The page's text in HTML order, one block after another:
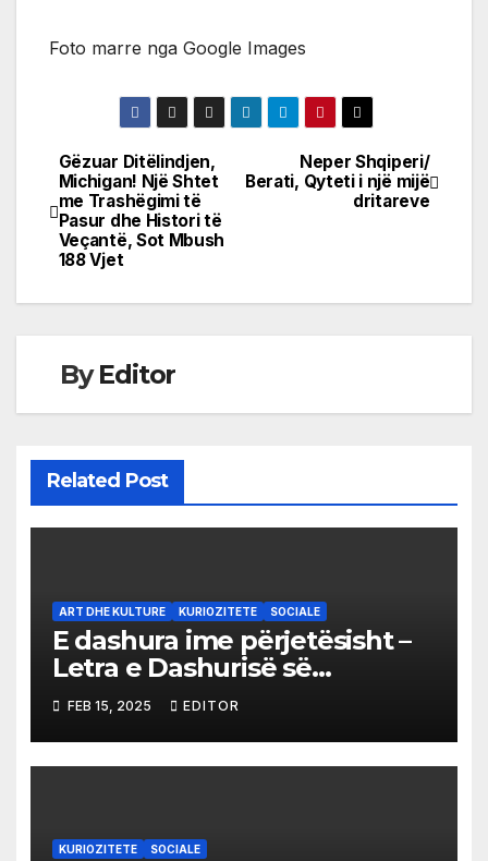
Foto marre nga Google Images
Post
navigation
Neper Shqiperi/
Berati, Qyteti i një mijë
dritareve
Gëzuar Ditëlindjen,
Michigan! Një Shtet
me Trashëgimi të
Pasur dhe Histori të
Veçantë, Sot Mbush
188 Vjet
ByEditor
Related Post
ART DHE KULTURE KURIOZITETE SOCIALE
E dashura ime përjetësisht –
Letra e Dashurisë së
Bethoven
FEB 15, 2025 EDITOR
KURIOZITETE SOCIALE